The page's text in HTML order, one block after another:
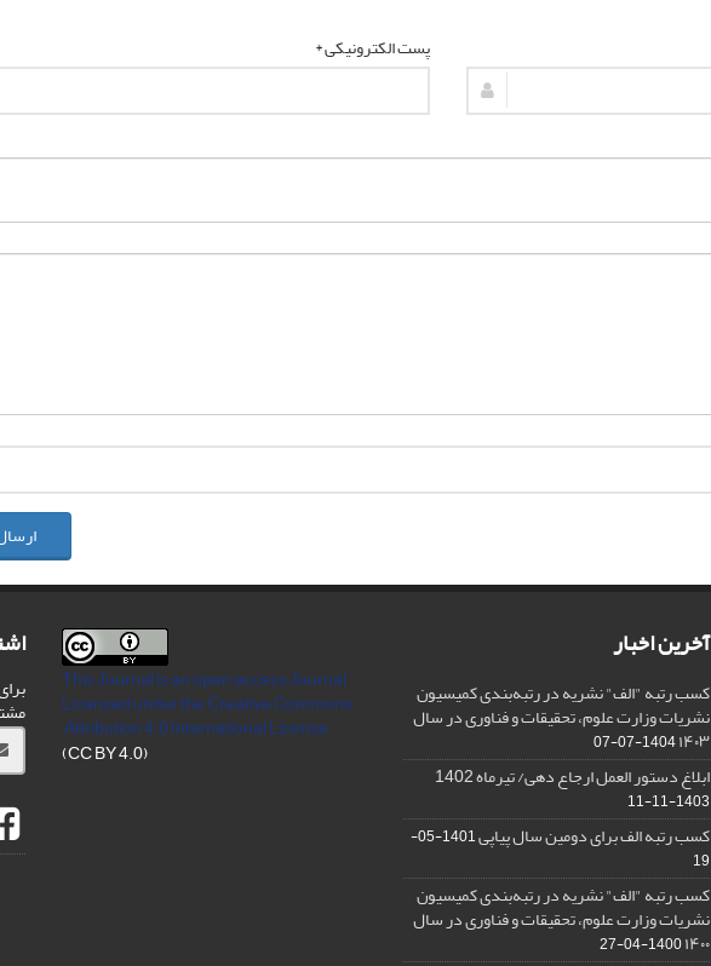
پست الکترونیکی *
آخرین اخبار
کسب رتبه "الف" نشریه در رتبه‌بندی کمیسیون
نشریات وزارت علوم، تحقیقات و فناوری در سال
۱۴۰۳1404-07-07
ابلاغ دستور العمل ارجاع دهی/ تیرماه 1402
1403-11-11
کسب رتبه الف برای دومین سال پیاپی
1401-05-
19
کسب رتبه "الف" نشریه در رتبه‌بندی کمیسیون
نشریات وزارت علوم، تحقیقات و فناوری در سال
۱۴۰۰1400-04-27
This Journal is an open access Journal
Licensedunder the Creative Commons
Attribution 4.0 International License
(CC BY 4.0)